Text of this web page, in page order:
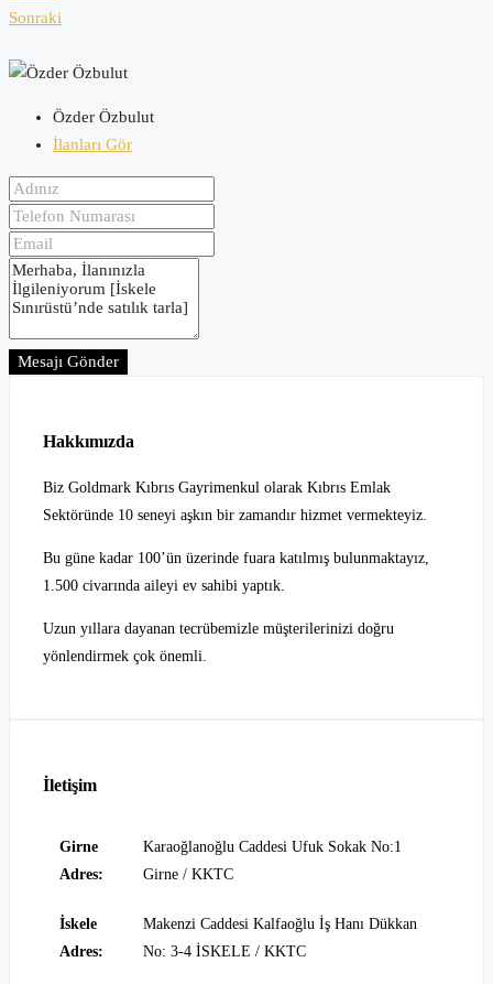
Sonraki
Özder Özbulut
İlanları Gör
Mesajı Gönder
Hakkımızda
Biz Goldmark Kıbrıs Gayrimenkul olarak Kıbrıs Emlak
Sektöründe 10 seneyi aşkın bir zamandır hizmet vermekteyiz.
Bu güne kadar 100’ün üzerinde fuara katılmış bulunmaktayız,
1.500 civarında aileyi ev sahibi yaptık.
Uzun yıllara dayanan tecrübemizle müşterilerinizi doğru
yönlendirmek çok önemli.
İletişim
Girne
Adres:
Karaoğlanoğlu Caddesi Ufuk Sokak No:1
Girne / KKTC
İskele
Adres:
Makenzi Caddesi Kalfaoğlu İş Hanı Dükkan
No: 3-4 İSKELE / KKTC